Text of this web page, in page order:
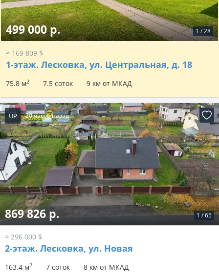
1 /28
499 000 р.
≈ 169 809 $
1-этаж. Лесковка, ул. Центральная, д. 18
75.8 м2 7.5 соток 9 км от МКАД
UP 20 часов назад
1 /65
869 826 р.
≈ 296 000 $
2-этаж. Лесковка, ул. Новая
163.4 м2 7 соток 8 км от МКАД